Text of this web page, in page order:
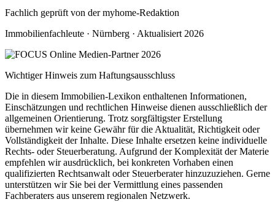
Fachlich geprüft von der myhome-Redaktion
Immobilienfachleute · Nürnberg · Aktualisiert 2026
Wichtiger Hinweis zum Haftungsausschluss
Die in diesem Immobilien-Lexikon enthaltenen Informationen,
Einschätzungen und rechtlichen Hinweise dienen ausschließlich der
allgemeinen Orientierung. Trotz sorgfältigster Erstellung
übernehmen wir keine Gewähr für die Aktualität, Richtigkeit oder
Vollständigkeit der Inhalte. Diese Inhalte ersetzen keine individuelle
Rechts- oder Steuerberatung. Aufgrund der Komplexität der Materie
empfehlen wir ausdrücklich, bei konkreten Vorhaben einen
qualifizierten Rechtsanwalt oder Steuerberater hinzuzuziehen. Gerne
unterstützen wir Sie bei der Vermittlung eines passenden
Fachberaters aus unserem regionalen Netzwerk.